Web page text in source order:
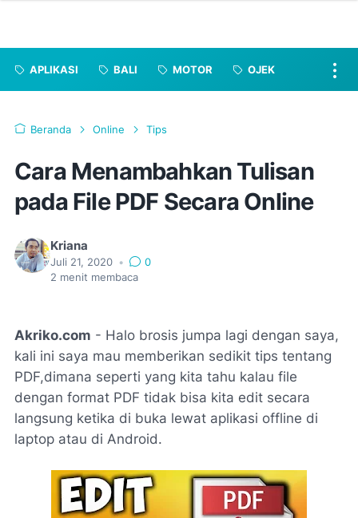
APLIKASI BALI MOTOR OJEK
Beranda Online Tips
Cara Menambahkan Tulisan
pada File PDF Secara Online
Kriana
Juli 21, 2020 •
0
2 menit membaca
Akriko.com - Halo brosis jumpa lagi dengan saya,
kali ini saya mau memberikan sedikit tips tentang
PDF,dimana seperti yang kita tahu kalau file
dengan format PDF tidak bisa kita edit secara
langsung ketika di buka lewat aplikasi offline di
laptop atau di Android.